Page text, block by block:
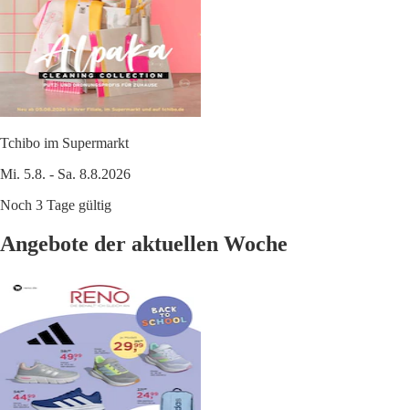
Tchibo im Supermarkt
Mi. 5.8. - Sa. 8.8.2026
Noch 3 Tage gültig
Angebote der aktuellen Woche